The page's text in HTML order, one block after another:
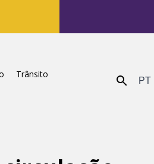
Trânsito
Enviar PT